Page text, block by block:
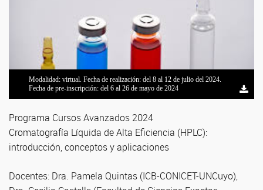
Modalidad: virtual. Fecha de realización: del 8 al 12 de julio del 2024.
Fecha de pre-inscripción: del 6 al 26 de mayo de 2024
Programa Cursos Avanzados 2024
Cromatografía Líquida de Alta Eficiencia (HPLC):
introducción, conceptos y aplicaciones
Docentes: Dra. Pamela Quintas (ICB-CONICET-UNCuyo),